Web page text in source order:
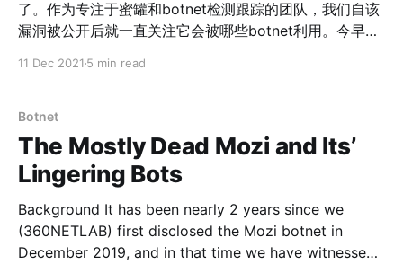
了。作为专注于蜜罐和botnet检测跟踪的团队，我们自该
漏洞被公开后就一直关注它会被哪些botnet利用。今早我
针对的都是Linux设备。 样本分析 MIRAI 这一波传播的为
miria新变种，相比最初代码，它做了如下变动： 1. 移除
了 table_init/table_lock_val/table_unlock_val 等mirai特
有的配置管理函数。 2. attack_init 函数也被抛弃，ddos
攻击函数会被指令处理函数直接调用。 同时，其C2域名
选用了一个 uy 顶级域的域名，这在国内也是很少见的。
Muhstik Muhstik 这个网络最早被披露于 2018 年，系一
11 Dec 2021 5 min read
Botnet
The Mostly Dead Mozi and Its’
Lingering Bots
Background It has been nearly 2 years since we
(360NETLAB) first disclosed the Mozi botnet in
December 2019, and in that time we have witnessed